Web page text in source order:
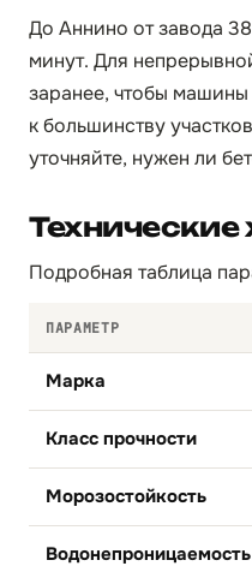
До Аннино от завода
минут. Для
заранее, чтобы
к большинству
уточняйте, нужен ли
Подробная таблица
ПАРАМЕТР
Марка
Класс прочности
Морозостойкость
Водонепроницаемость